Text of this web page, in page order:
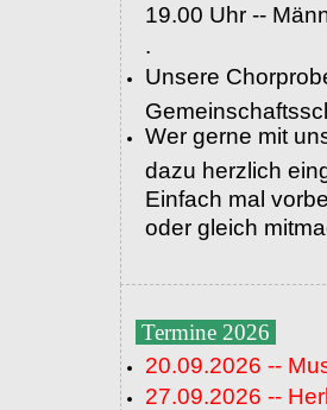
19.00 Uhr --
.
Unsere
Wer gerne mit
dazu herzlich
Einfach mal
oder gleich
Termine 2026
20.09.2026 --
27.09.2026 --